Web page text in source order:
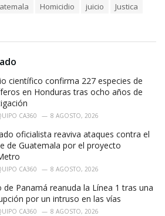
Homicidio juicio
Justica
científico confirma 227 especies de
en Honduras tras ocho años de
CA360 8 AGOSTO, 2026
oficialista reaviva ataques contra el
de Guatemala por el proyecto
CA360 8 AGOSTO, 2026
de Panamá reanuda la Línea 1 tras una
por un intruso en las vías
CA360 8 AGOSTO, 2026